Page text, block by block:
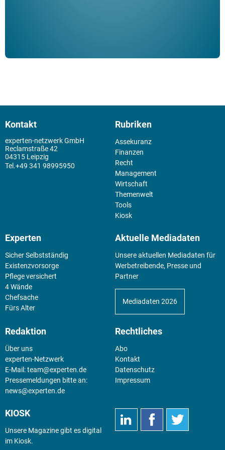
Kontakt
experten-netzwerk GmbH
Reclamstraße 42
04315 Leipzig
+49 341 98995950
Rubriken
Assekuranz
Finanzen
Recht
Management
Wirtschaft
Themenwelt
Tools
Kiosk
Experten
Sicher Selbstständig
Existenz­vorsorge
Pflege versichert
4 Wände
Chefsache
Fürs Alter
Aktuelle Mediadaten
Unsere aktuellen Mediadaten für
Werbetreibende, Presse und
Partner
Mediadaten 2026
Redaktion
Über uns
experten-Netzwerk
E-Mail:team@experten.de
Pressemeldungen bitte an:
news@experten.de
Rechtliches
Abo
Kontakt
Datenschutz
Impressum
KIOSK
Unsere Magazine gibt es digital
im Kiosk.